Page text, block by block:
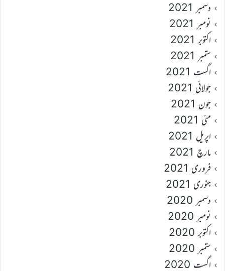
دسمبر 2021
نومبر 2021
اکتوبر 2021
ستمبر 2021
اگست 2021
جولائی 2021
جون 2021
مئی 2021
اپریل 2021
مارچ 2021
فروری 2021
جنوری 2021
دسمبر 2020
نومبر 2020
اکتوبر 2020
ستمبر 2020
اگست 2020